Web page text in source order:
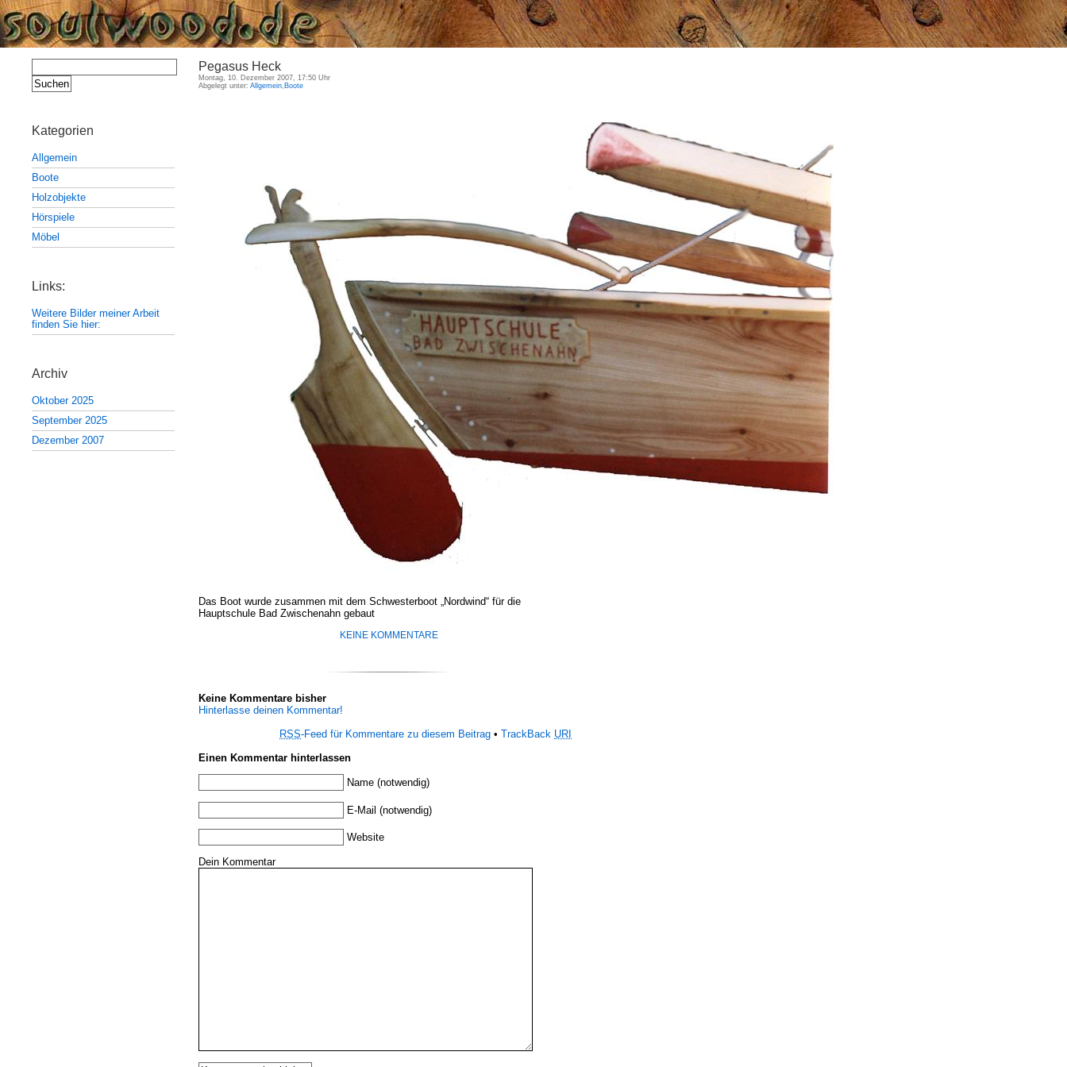
Suchen
nach:
Kategorien
Allgemein
Boote
Holzobjekte
Hörspiele
Möbel
Links:
Weitere Bilder meiner Arbeit
finden Sie hier:
Archiv
Oktober 2025
September 2025
Dezember 2007
Pegasus Heck
Montag, 10. Dezember 2007, 17:50 Uhr
Abgelegt unter: Allgemein, Boote
Das Boot wurde zusammen mit dem Schwesterboot „Nordwind“ für die
Hauptschule Bad Zwischenahn gebaut
KEINE KOMMENTARE
Keine Kommentare bisher
Hinterlasse deinen Kommentar!
RSS-Feed für Kommentare zu diesem Beitrag • TrackBack URI
Einen Kommentar hinterlassen
Name (notwendig)
E-Mail (notwendig)
Website
Dein Kommentar